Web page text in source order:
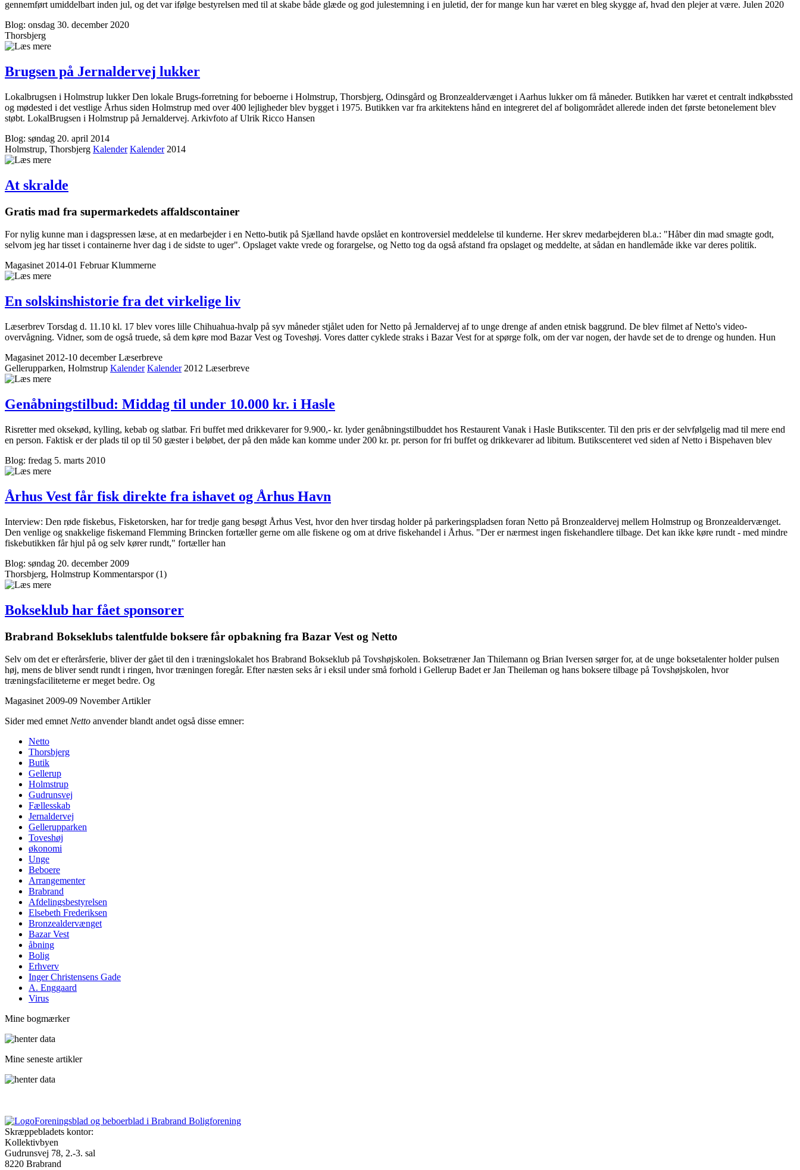
gennemført umiddelbart inden jul, og det var ifølge bestyrelsen med til at skabe både glæde og god julestemning i en juletid, der for mange kun har været en bleg skygge af, hvad den plejer at være. Julen 2020
Blog: onsdag 30. december 2020
Thorsbjerg
Brugsen på Jernaldervej lukker
Lokalbrugsen i Holmstrup lukker Den lokale Brugs-forretning for beboerne i Holmstrup, Thorsbjerg, Odinsgård og Bronzealdervænget i Aarhus lukker om få måneder. Butikken har været et centralt indkøbssted
og mødested i det vestlige Århus siden Holmstrup med over 400 lejligheder blev bygget i 1975. Butikken var fra arkitektens hånd en integreret del af boligområdet allerede inden det første betonelement blev
støbt. LokalBrugsen i Holmstrup på Jernaldervej. Arkivfoto af Ulrik Ricco Hansen
Blog: søndag 20. april 2014
Holmstrup, Thorsbjerg Kalender Kalender2014
At skralde
Gratis mad fra supermarkedets affaldscontainer
For nylig kunne man i dagspressen læse, at en medarbejder i en Netto-butik på Sjælland havde opslået en kontroversiel meddelelse til kunderne. Her skrev medarbejderen bl.a.: "Håber din mad smagte godt,
selvom jeg har tisset i containerne hver dag i de sidste to uger". Opslaget vakte vrede og forargelse, og Netto tog da også afstand fra opslaget og meddelte, at sådan en handlemåde ikke var deres politik.
Magasinet 2014-01 Februar Klummerne
En solskinshistorie fra det virkelige liv
Læserbrev Torsdag d. 11.10 kl. 17 blev vores lille Chihuahua-hvalp på syv måneder stjålet uden for Netto på Jernaldervej af to unge drenge af anden etnisk baggrund. De blev filmet af Netto's video-
overvågning. Vidner, som de også truede, så dem køre mod Bazar Vest og Toveshøj. Vores datter cyklede straks i Bazar Vest for at spørge folk, om der var nogen, der havde set de to drenge og hunden. Hun
Magasinet 2012-10 december Læserbreve
Gellerupparken, Holmstrup Kalender Kalender2012 Læser­breve
Genåbningstilbud: Middag til under 10.000 kr. i Hasle
Risretter med oksekød, kylling, kebab og slatbar. Fri buffet med drikkevarer for 9.900,- kr. lyder genåbningstilbuddet hos Restaurent Vanak i Hasle Butikscenter. Til den pris er der selvfølgelig mad til mere end
en person. Faktisk er der plads til op til 50 gæster i beløbet, der på den måde kan komme under 200 kr. pr. person for fri buffet og drikkevarer ad libitum. Butikscenteret ved siden af Netto i Bispehaven blev
Blog: fredag 5. marts 2010
Århus Vest får fisk direkte fra ishavet og Århus Havn
Interview: Den røde fiskebus, Fisketorsken, har for tredje gang besøgt Århus Vest, hvor den hver tirsdag holder på parkeringspladsen foran Netto på Bronzealdervej mellem Holmstrup og Bronzealdervænget.
Den venlige og snakkelige fiskemand Flemming Brincken fortæller gerne om alle fiskene og om at drive fiskehandel i Århus. "Der er nærmest ingen fiskehandlere tilbage. Det kan ikke køre rundt - med mindre
fiskebutikken får hjul på og selv kører rundt," fortæller han
Blog: søndag 20. december 2009
Thorsbjerg, Holmstrup Kommentar­spor (1)
Bokseklub har fået sponsorer
Brabrand Bokseklubs talentfulde boksere får opbakning fra Bazar Vest og Netto
Selv om det er efterårsferie, bliver der gået til den i træningslokalet hos Brabrand Bokseklub på Tovshøjskolen. Boksetræner Jan Thilemann og Brian Iversen sørger for, at de unge boksetalenter holder pulsen
høj, mens de bliver sendt rundt i ringen, hvor træningen foregår. Efter næsten seks år i eksil under små forhold i Gellerup Badet er Jan Theileman og hans boksere tilbage på Tovshøjskolen, hvor
træningsfaciliteterne er meget bedre. Og
Magasinet 2009-09 November Artikler
Sider med emnet Netto anvender blandt andet også disse emner:
Netto
Thorsbjerg
Butik
Gellerup
Holmstrup
Gudrunsvej
Fælles­skab
Jernaldervej
Gellerup­parken
Toveshøj
økonomi
Unge
Beboere
Arrangementer
Brabrand
Afdelings­bestyrelsen
Elsebeth Frederiksen
Bronzealdervænget
Bazar Vest
åbning
Bolig
Erhverv
Inger Christensens Gade
A. Enggaard
Virus
Mine bogmærker
Mine seneste artikler
Foreningsblad og beboerblad i Brabrand Boligforening
Skræppebladets kontor:
Kollektivbyen
Gudrunsvej 78, 2.-3. sal
8220 Brabrand